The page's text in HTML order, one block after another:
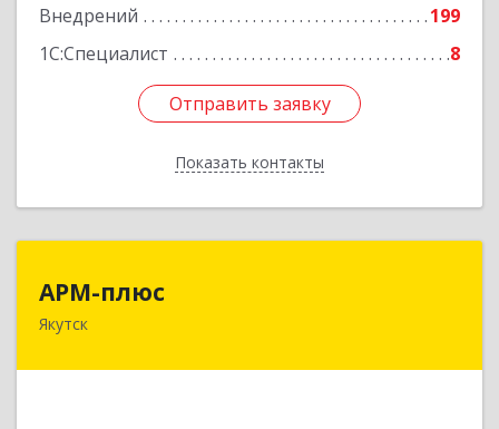
Внедрений
199
1С:Специалист
8
Отправить заявку
Показать контакты
Отправить заявку
Назад
АРМ-плюс
Якутск